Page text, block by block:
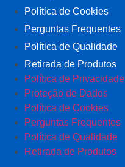
Política de Cookies
Perguntas Frequentes
Política de Qualidade
Retirada de Produtos
Política de Privacidade
Proteção de Dados
Política de Cookies
Perguntas Frequentes
Política de Qualidade
Retirada de Produtos